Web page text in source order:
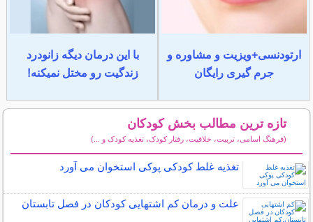
ارتودنسی+ویزیت و مشاوره و
جرم گیری رایگان
با این درمان دیگه زانودرد
زندگیت رو مختل نمیکنه!
تازه ترین مطالب بخش کودکان
(فرهنگ اسامی، تربیت، خلاقیت، رفتار کودک، تغذیه کودک و ...)
تغذیه غلط کودکی پوکی استخوان می آورد
علت و درمان کم اشتهایی کودکان در فصل تابستان